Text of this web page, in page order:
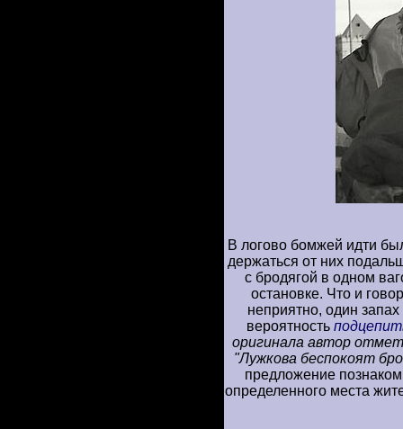
В логово бомжей идти
держаться от них
с бродягой в одном
остановке. Что и
неприятно, один
вероятность
оригинала автор
"Лужкова беспокоят
предложение
определенного места